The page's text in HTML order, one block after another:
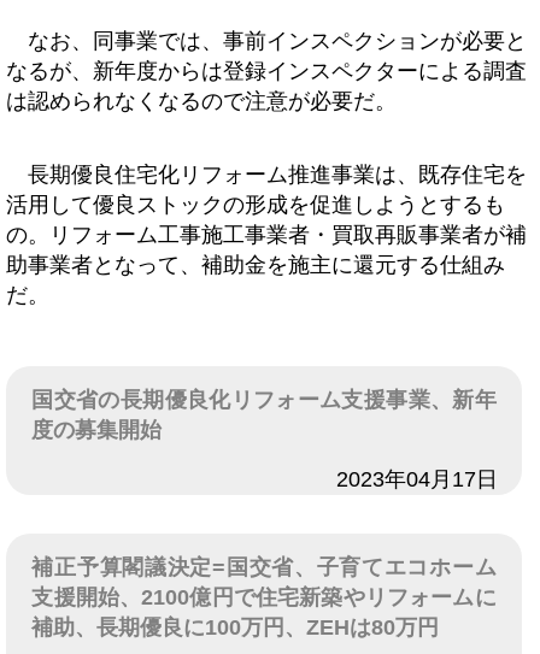
なお、同事業では、事前インスペクションが必要と
なるが、新年度からは登録インスペクターによる調査
は認められなくなるので注意が必要だ。
長期優良住宅化リフォーム推進事業は、既存住宅を
活用して優良ストックの形成を促進しようとするも
の。リフォーム工事施工事業者・買取再販事業者が補
助事業者となって、補助金を施主に還元する仕組み
だ。
国交省の長期優良化リフォーム支援事業、新年
度の募集開始
2023年04月17日
補正予算閣議決定=国交省、子育てエコホーム
支援開始、2100億円で住宅新築やリフォームに
補助、長期優良に100万円、ZEHは80万円